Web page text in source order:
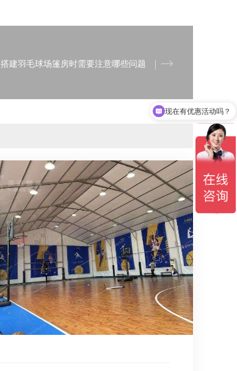
搭建羽毛球场篷房时需要注意哪些问题
可以介绍下你们的产品么？